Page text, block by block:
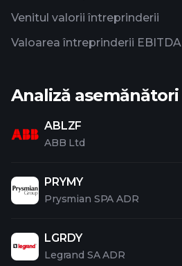
Venitul valorii întreprinderii
Valoarea întreprinderii EBITDA
Analiză asemănători
ABLZF
ABB Ltd
PRYMY
Prysmian SPA ADR
LGRDY
Legrand SA ADR